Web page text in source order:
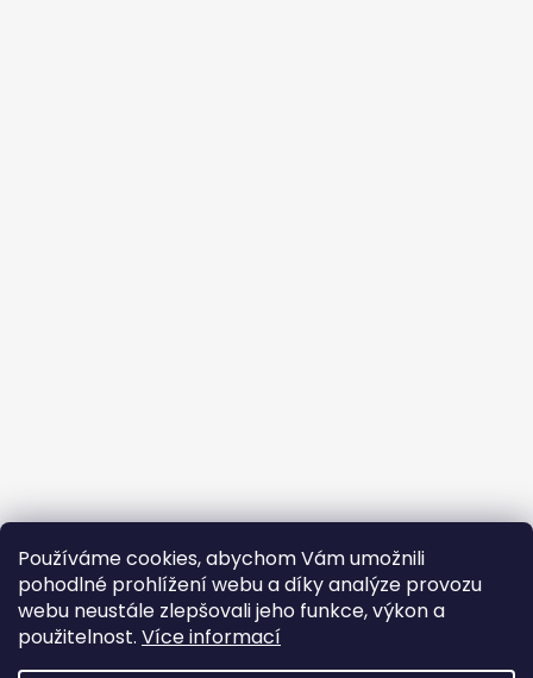
Používáme cookies, abychom Vám umožnili
pohodlné prohlížení webu a díky analýze provozu
webu neustále zlepšovali jeho funkce, výkon a
použitelnost. Více informací